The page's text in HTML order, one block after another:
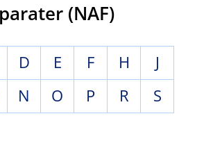
(NAF)
D E F H
J
N O P R
S